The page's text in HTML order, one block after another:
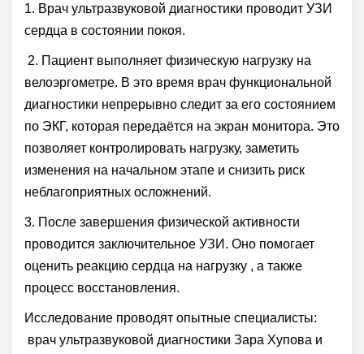
1. Врач ультразвуковой диагностики проводит УЗИ
сердца в состоянии покоя.
2. Пациент выполняет физическую нагрузку на
велоэргометре. В это время врач функциональной
диагностики непрерывно следит за его состоянием
по ЭКГ, которая передаётся на экран монитора. Это
позволяет контролировать нагрузку, заметить
изменения на начальном этапе и снизить риск
неблагоприятных осложнений.
3. После завершения физической активности
проводится заключительное УЗИ. Оно помогает
оценить реакцию сердца на нагрузку , а также
процесс восстановления.
Исследование проводят опытные специалисты:
врач ультразвуковой диагностики Зара Хупова и